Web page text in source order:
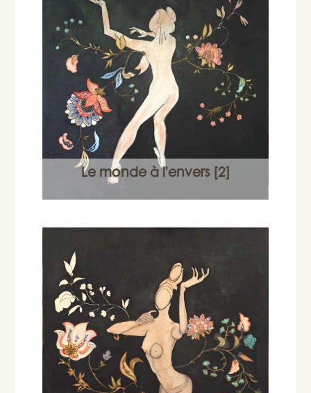
Le monde à l'envers [2]